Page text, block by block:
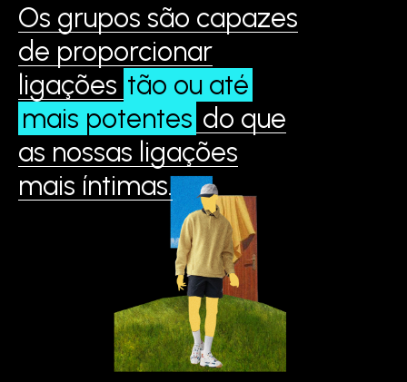
Os grupos são capazes
de proporcionar
ligações tão ou até
mais potentes do que
as nossas ligações
mais íntimas.